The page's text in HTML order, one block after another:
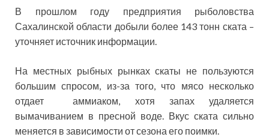
В прошлом году предприятия рыболовства
Сахалинской области добыли более 143 тонн ската –
уточняет источник информации.
На местных рыбных рынках скаты не пользуются
большим спросом, из-за того, что мясо несколько
отдает аммиаком, хотя запах удаляется
вымачиванием в пресной воде. Вкус ската сильно
меняется в зависимости от сезона его поимки.